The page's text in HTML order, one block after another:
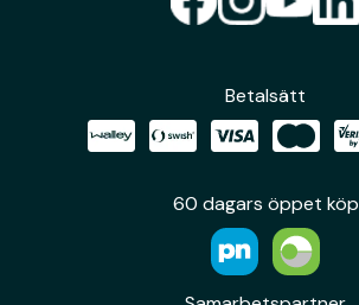
Betalsätt
60 dagars öppet köp